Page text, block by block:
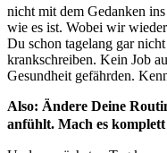
nicht mit dem Gedanken
wie es ist. Wobei wir
Du schon tagelang gar
krankschreiben. Kein Job
Gesundheit gefährden.
Also: Ändere Deine
anfühlt. Mach es komplett